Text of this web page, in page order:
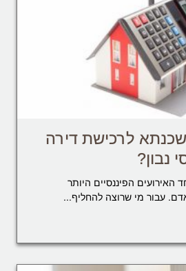
לרכישת דירה
נבון?
האירועים הפיננסיים היותר
עבור מי שרוצה להחליף...